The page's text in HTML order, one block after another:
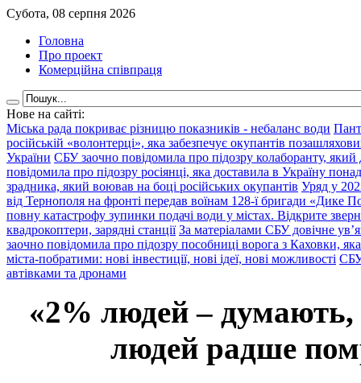
Субота, 08 серпня 2026
Головна
Про проект
Комерційна співпраця
Нове на сайті:
Міська рада покриває різницю показників - небаланс води
російській «волонтерці», яка забезпечує окупантів
України СБУ заочно повідомила про підозру колаборанту,
повідомила про підозру росіянці, яка доставила в Україну
зрадника, який воював на боці російських окупантів Уряд у
від Тернополя на фронті передав воїнам 128-ї бригади «Дике
повну катастрофу зупинки подачі води у містах. Відкрите
квадрокоптери, зарядні станції За матеріалами СБУ довічне
заочно повідомила про підозру пособниці ворога з Каховки,
міста-побратими: нові інвестиції, нові ідеї, нові можливості СБУ
автівками та дронами
«2% людей –
людей радше